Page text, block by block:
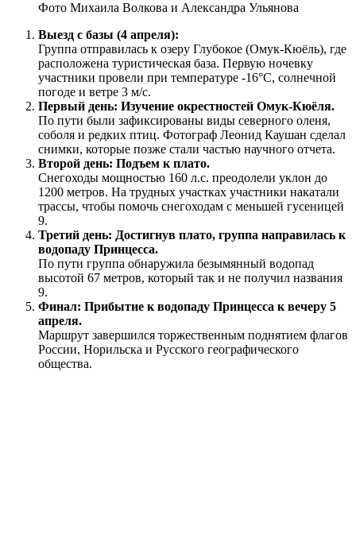
Фото Михаила Волкова и Александра Ульянова
Выезд с базы (4 апреля):
Группа отправилась к озеру Глубокое (Омук-Кюёль), где
расположена туристическая база. Первую ночевку
участники провели при температуре -16°C, солнечной
погоде и ветре 3 м/с.
Первый день: Изучение окрестностей Омук-Кюёля.
По пути были зафиксированы виды северного оленя,
соболя и редких птиц. Фотограф Леонид Каушан сделал
снимки, которые позже стали частью научного отчета.
Второй день: Подъем к плато.
Снегоходы мощностью 160 л.с. преодолели уклон до
1200 метров. На трудных участках участники накатали
трассы, чтобы помочь снегоходам с меньшей гусеницей
9.
Третий день: Достигнув плато, группа направилась к
водопаду Принцесса.
По пути группа обнаружила безымянный водопад
высотой 67 метров, который так и не получил названия
9.
Финал: Прибытие к водопаду Принцесса к вечеру 5
апреля.
Маршрут завершился торжественным поднятием флагов
России, Норильска и Русского географического
общества.